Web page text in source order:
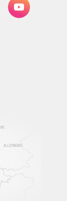
ALLEMAGNE